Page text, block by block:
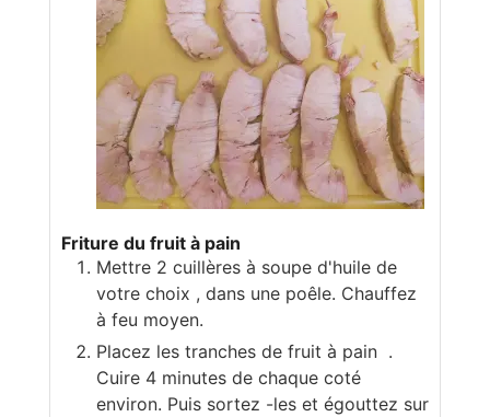
Friture du fruit à pain
Mettre 2 cuillères à soupe d'huile de
votre choix , dans une poêle. Chauffez
à feu moyen.
Placez les tranches de fruit à pain .
Cuire 4 minutes de chaque coté
environ. Puis sortez -les et égouttez sur